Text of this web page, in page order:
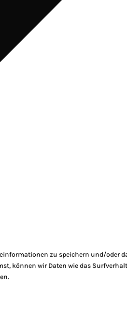
zu speichern und/
können wir Daten wie das